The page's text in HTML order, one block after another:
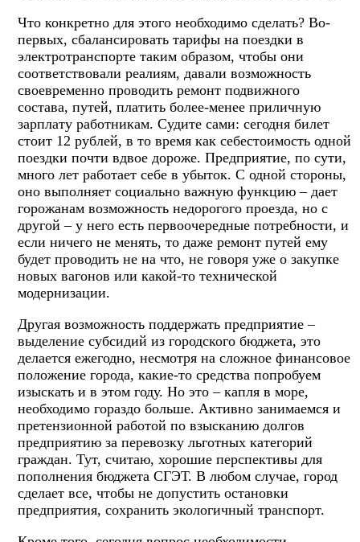
Что конкретно для этого необходимо сделать? Во-
первых, сбалансировать тарифы на поездки в
электротранспорте таким образом, чтобы они
соответствовали реалиям, давали возможность
своевременно проводить ремонт подвижного
состава, путей, платить более-менее приличную
зарплату работникам. Судите сами: сегодня билет
стоит 12 рублей, в то время как себестоимость одной
поездки почти вдвое дороже. Предприятие, по сути,
много лет работает себе в убыток. С одной стороны,
оно выполняет социально важную функцию – дает
горожанам возможность недорогого проезда, но с
другой – у него есть первоочередные потребности, и
если ничего не менять, то даже ремонт путей ему
будет проводить не на что, не говоря уже о закупке
новых вагонов или какой-то технической
модернизации.
Другая возможность поддержать предприятие –
выделение субсидий из городского бюджета, это
делается ежегодно, несмотря на сложное финансовое
положение города, какие-то средства попробуем
изыскать и в этом году. Но это – капля в море,
необходимо гораздо больше. Активно занимаемся и
претензионной работой по взысканию долгов
предприятию за перевозку льготных категорий
граждан. Тут, считаю, хорошие перспективы для
пополнения бюджета СГЭТ. В любом случае, город
сделает все, чтобы не допустить остановки
предприятия, сохранить экологичный транспорт.